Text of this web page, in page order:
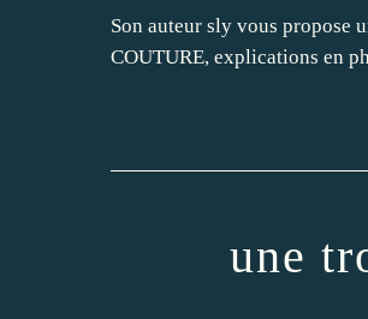
Son auteur sly vous propose
COUTURE, explications en
une